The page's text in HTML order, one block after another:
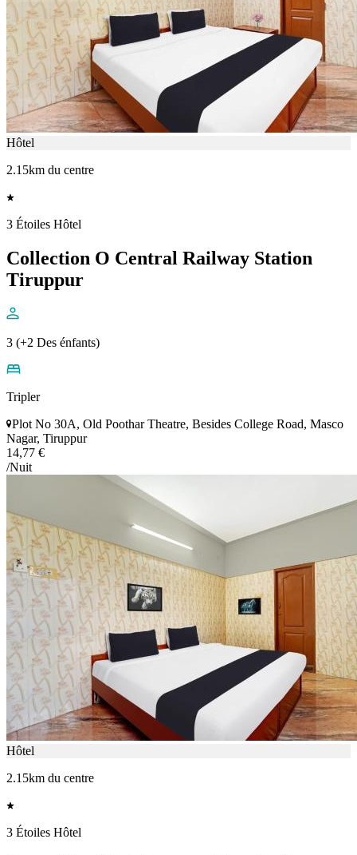
Hôtel
2.15km du centre
3 Étoiles Hôtel
Collection O Central Railway Station
Tiruppur
3 (+2 Des énfants)
Tripler
Plot No 30A, Old Poothar Theatre, Besides College Road, Masco
Nagar, Tiruppur
14,77 €
/Nuit
Hôtel
2.15km du centre
3 Étoiles Hôtel